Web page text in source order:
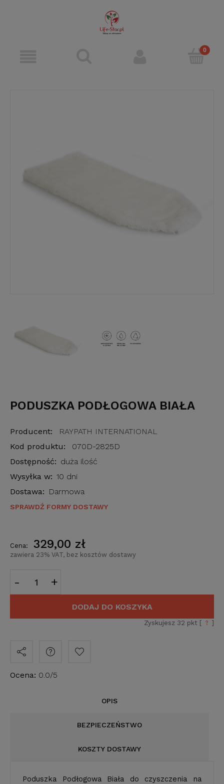
PODUSZKA PODŁOGOWA BIAŁA
Producent:
RAYPATH INTERNATIONAL
Kod produktu:
070D-2825D
Dostępność: duża ilość
Wysyłka w: 10 dni
Dostawa: Darmowa
SPRAWDŹ FORMY DOSTAWY
Cena: 329,00 zł
zawiera 23% VAT, bez kosztów dostawy
- +
DODAJ DO KOSZYKA
Zyskujesz 32 pkt [ ? ]
Ocena: 0.0/5
OPIS
BEZPIECZEŃSTWO
KOSZTY DOSTAWY
Poduszka Podłogowa Biała do czyszczenia na